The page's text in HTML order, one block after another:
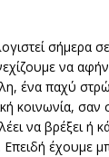
σήμερα
να
ένα παχύ
κοινωνία, σαν
να βρέξει ή
Επειδή έχουμε